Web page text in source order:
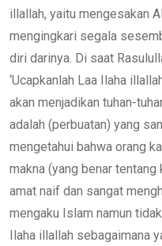
illallah, yaitu mengesakan
mengingkari segala
diri darinya. Di saat
‘Ucapkanlah Laa Ilaha
akan menjadikan tuhan-
adalah (perbuatan) yang
mengetahui bahwa orang
makna (yang benar
amat naif dan sangat
mengaku Islam namun
Ilaha illallah sebagaimana